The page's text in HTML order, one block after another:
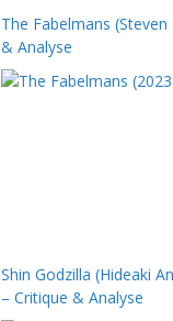
The Fabelmans
& Analyse
Shin Godzilla (Hideaki
– Critique & Analyse